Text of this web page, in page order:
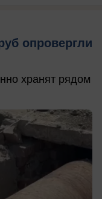
опровергли
хранят рядом